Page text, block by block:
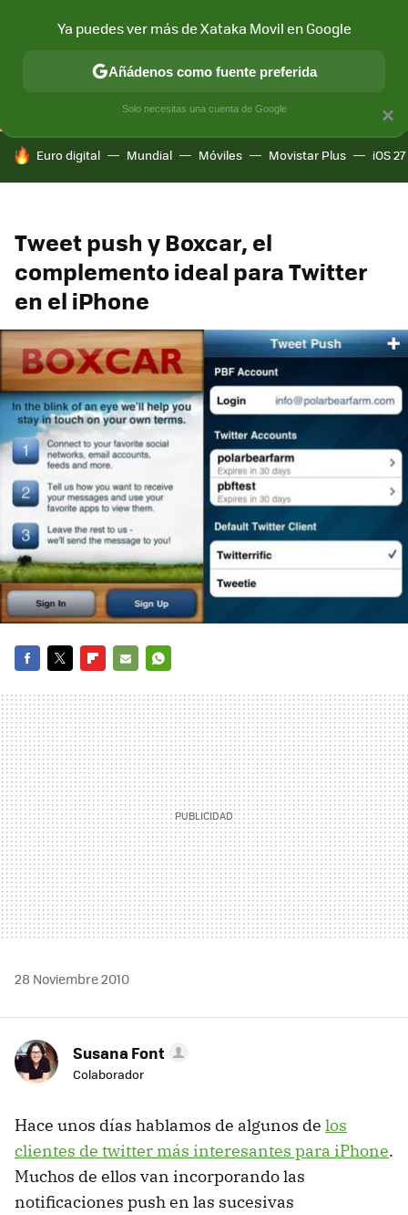
CONECTIVIDAD MÓVIL Y SOCIEDAD APLICACIONES
HOY SE HABLA DE
Euro digital Mundial Móviles Movistar Plus iOS 27
Tweet push y Boxcar, el
complemento ideal para Twitter
en el iPhone
MAIL
28 Noviembre 2010
Susana Font
Colaborador
Hace unos días hablamos de algunos de los
clientes de twitter más interesantes para iPhone.
Muchos de ellos van incorporando las
notificaciones push en las sucesivas
×
Ya puedes ver más de Xataka Movil en Google
Añádenos como fuente preferida
Solo necesitas una cuenta de Google